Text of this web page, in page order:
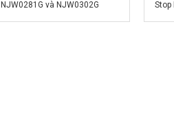
NJW0281G và NJW0302G
Stop